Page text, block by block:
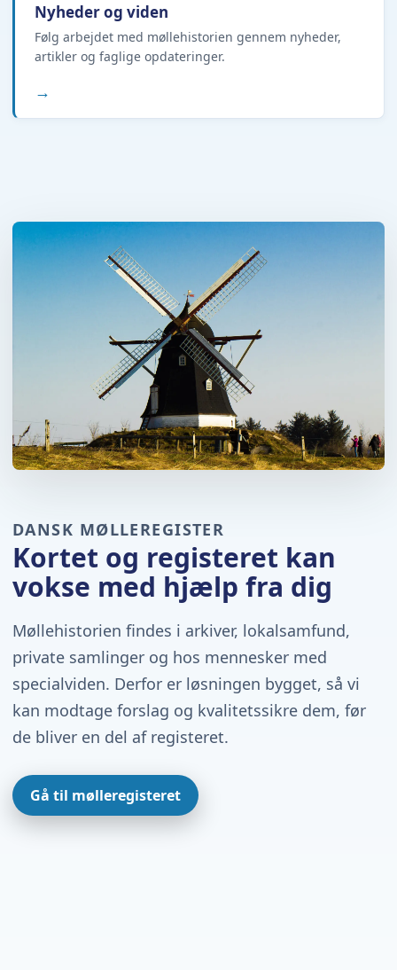
Nyheder og viden
Følg arbejdet med møllehistorien gennem nyheder,
artikler og faglige opdateringer.
→
DANSK MØLLEREGISTER
Kortet og registeret kan
vokse med hjælp fra dig
Møllehistorien findes i arkiver, lokalsamfund,
private samlinger og hos mennesker med
specialviden. Derfor er løsningen bygget, så vi
kan modtage forslag og kvalitetssikre dem, før
de bliver en del af registeret.
Gå til mølleregisteret